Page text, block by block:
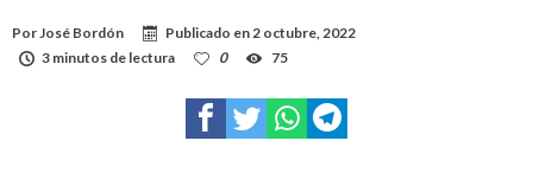
PorJosé Bordón Publicado en2 octubre, 2022
3 minutos de lectura
0 75